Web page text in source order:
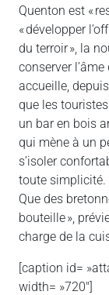
Quenton est «
« développer
du terroir », la
conserver
accueille,
que les
un bar en bois
qui mène à un
s’isoler
toute simplicité.
Que des
bouteille »,
charge de la
[caption id=
width= »720″]